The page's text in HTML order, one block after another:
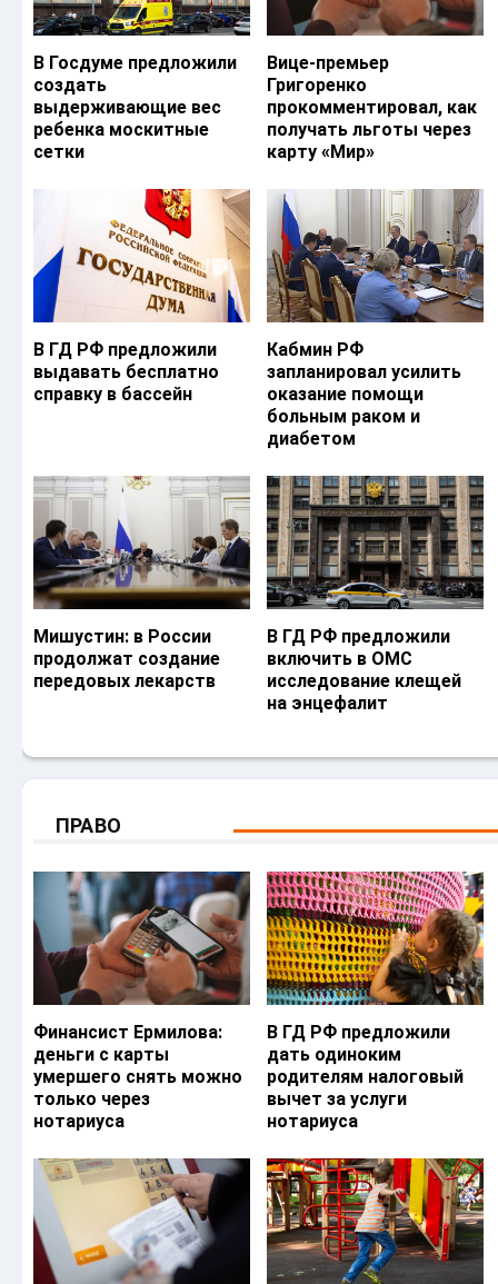
В Госдуме предложили
создать
выдерживающие вес
ребенка москитные
сетки
Вице-премьер
Григоренко
прокомментировал, как
получать льготы через
карту «Мир»
В ГД РФ предложили
выдавать бесплатно
справку в бассейн
Кабмин РФ
запланировал усилить
оказание помощи
больным раком и
диабетом
Мишустин: в России
продолжат создание
передовых лекарств
В ГД РФ предложили
включить в ОМС
исследование клещей
на энцефалит
ПРАВО
Финансист Ермилова:
деньги с карты
умершего снять можно
только через
нотариуса
В ГД РФ предложили
дать одиноким
родителям налоговый
вычет за услуги
нотариуса